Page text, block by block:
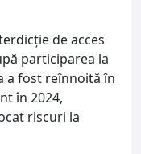
de acces
participarea la
a fost reînnoită în
în 2024,
riscuri la